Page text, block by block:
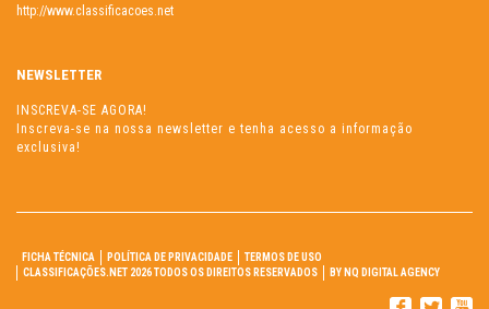
http://www.classificacoes.net
NEWSLETTER
INSCREVA-SE AGORA!
Inscreva-se na nossa newsletter e tenha acesso a informação
exclusiva!
FICHA TÉCNICA POLÍTICA DE PRIVACIDADE
TERMOS DE USO
CLASSIFICAÇÕES.NET 2026 TODOS OS DIREITOS RESERVADOS
BY NQ DIGITAL AGENCY